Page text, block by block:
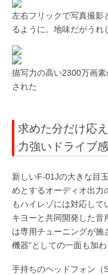
左右フリックで写真撮影
るように。地味だがうれ
描写力の高い2300万画
された
求めた分だけ応
力強いドライブ感
新しいF-01Jの大きな目
めとするオーディオ出力
もハイレゾには対応して
キヨーと共同開発した音
は専用チューニングが施
機器"としての一面も加わ
手持ちのヘッドフォン（